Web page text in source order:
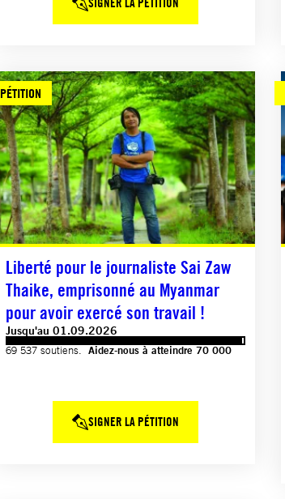
PÉTITION
Liberté pour le journaliste Sai Zaw
Thaike, emprisonné au Myanmar
pour avoir exercé son travail !
Jusqu'au 01.09.2026
69 537 soutiens. Aidez-nous à atteindre 70 000
SIGNER LA PÉTITION